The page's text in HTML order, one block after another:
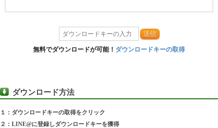
送信
無料でダウンロードが可能！ ダウンロードキーの取得
ダウンロード方法
１：ダウンロードキーの取得をクリック
２：LINE@に登録しダウンロードキーを獲得